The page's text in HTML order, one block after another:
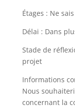
Étages : Ne
Délai : Dans
Stade de
projet
Informations
Nous
concernant la